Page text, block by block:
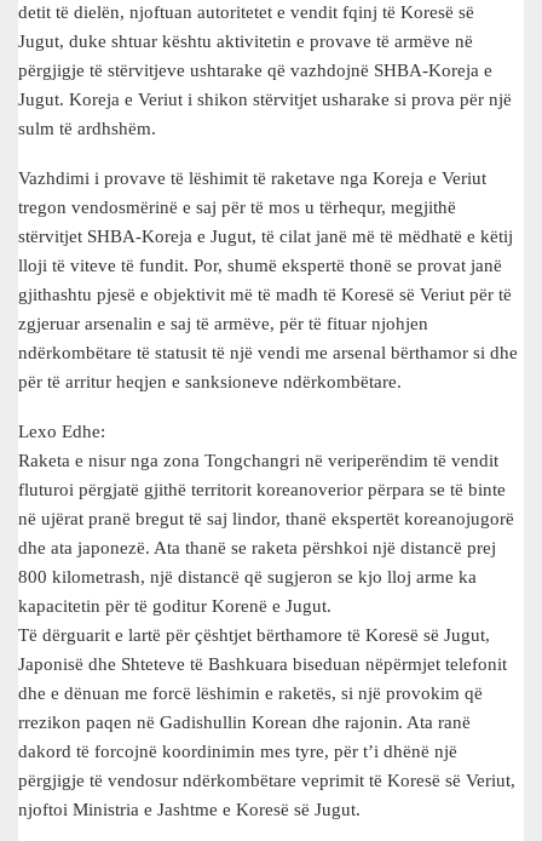
detit të dielën, njoftuan autoritetet e vendit fqinj të Koresë së
Jugut, duke shtuar kështu aktivitetin e provave të armëve në
përgjigje të stërvitjeve ushtarake që vazhdojnë SHBA-Koreja e
Jugut. Koreja e Veriut i shikon stërvitjet usharake si prova për një
sulm të ardhshëm.
Vazhdimi i provave të lëshimit të raketave nga Koreja e Veriut
tregon vendosmërinë e saj për të mos u tërhequr, megjithë
stërvitjet SHBA-Koreja e Jugut, të cilat janë më të mëdhatë e këtij
lloji të viteve të fundit. Por, shumë ekspertë thonë se provat janë
gjithashtu pjesë e objektivit më të madh të Koresë së Veriut për të
zgjeruar arsenalin e saj të armëve, për të fituar njohjen
ndërkombëtare të statusit të një vendi me arsenal bërthamor si dhe
për të arritur heqjen e sanksioneve ndërkombëtare.
Lexo Edhe:
Raketa e nisur nga zona Tongchangri në veriperëndim të vendit
fluturoi përgjatë gjithë territorit koreanoverior përpara se të binte
në ujërat pranë bregut të saj lindor, thanë ekspertët koreanojugorë
dhe ata japonezë. Ata thanë se raketa përshkoi një distancë prej
800 kilometrash, një distancë që sugjeron se kjo lloj arme ka
kapacitetin për të goditur Korenë e Jugut.
Të dërguarit e lartë për çështjet bërthamore të Koresë së Jugut,
Japonisë dhe Shteteve të Bashkuara biseduan nëpërmjet telefonit
dhe e dënuan me forcë lëshimin e raketës, si një provokim që
rrezikon paqen në Gadishullin Korean dhe rajonin. Ata ranë
dakord të forcojnë koordinimin mes tyre, për t’i dhënë një
përgjigje të vendosur ndërkombëtare veprimit të Koresë së Veriut,
njoftoi Ministria e Jashtme e Koresë së Jugut.